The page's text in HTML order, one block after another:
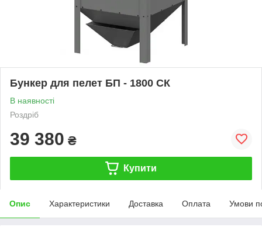
Бункер для пелет БП - 1800 СК
В наявності
Роздріб
39 380 ₴
Купити
Опис Характеристики Доставка Оплата Умови